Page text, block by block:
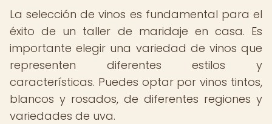
La selección de vinos es fundamental para el
éxito de un taller de maridaje en casa. Es
importante elegir una variedad de vinos que
representen diferentes estilos y
características. Puedes optar por vinos tintos,
blancos y rosados, de diferentes regiones y
variedades de uva.